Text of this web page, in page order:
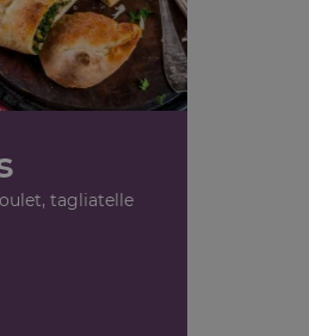
tagliatelle